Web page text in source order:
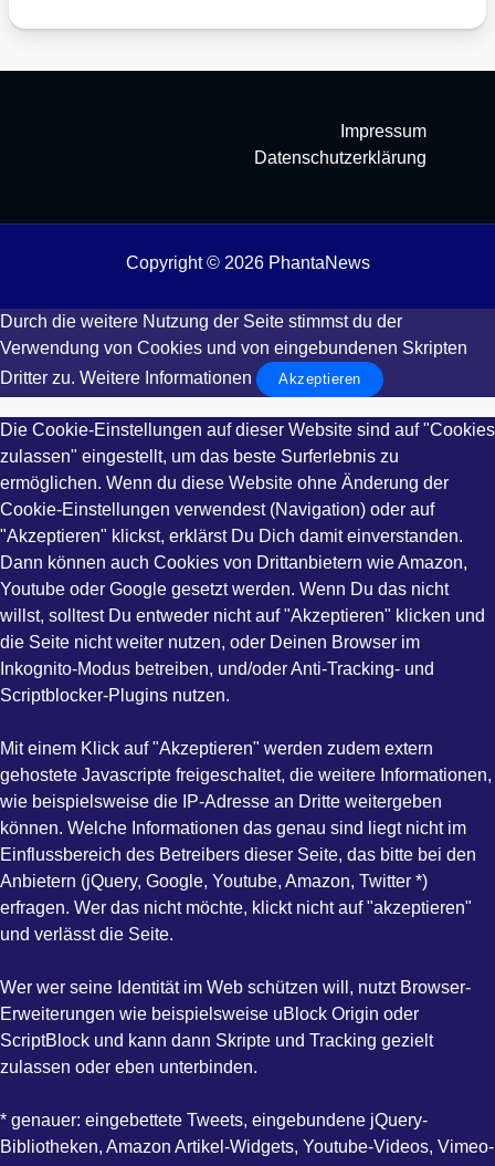
Impressum
Datenschutzerklärung
Copyright © 2026 PhantaNews
Durch die weitere Nutzung der Seite stimmst du der
Verwendung von Cookies und von eingebundenen Skripten
Dritter zu. Weitere Informationen Akzeptieren
Die Cookie-Einstellungen auf dieser Website sind auf "Cookies
zulassen" eingestellt, um das beste Surferlebnis zu
ermöglichen. Wenn du diese Website ohne Änderung der
Cookie-Einstellungen verwendest (Navigation) oder auf
"Akzeptieren" klickst, erklärst Du Dich damit einverstanden.
Dann können auch Cookies von Drittanbietern wie Amazon,
Youtube oder Google gesetzt werden. Wenn Du das nicht
willst, solltest Du entweder nicht auf "Akzeptieren" klicken und
die Seite nicht weiter nutzen, oder Deinen Browser im
Inkognito-Modus betreiben, und/oder Anti-Tracking- und
Scriptblocker-Plugins nutzen.
Mit einem Klick auf "Akzeptieren" werden zudem extern
gehostete Javascripte freigeschaltet, die weitere Informationen,
wie beispielsweise die IP-Adresse an Dritte weitergeben
können. Welche Informationen das genau sind liegt nicht im
Einflussbereich des Betreibers dieser Seite, das bitte bei den
Anbietern (jQuery, Google, Youtube, Amazon, Twitter *)
erfragen. Wer das nicht möchte, klickt nicht auf "akzeptieren"
und verlässt die Seite.
Wer wer seine Identität im Web schützen will, nutzt Browser-
Erweiterungen wie beispielsweise uBlock Origin oder
ScriptBlock und kann dann Skripte und Tracking gezielt
zulassen oder eben unterbinden.
* genauer: eingebettete Tweets, eingebundene jQuery-
Bibliotheken, Amazon Artikel-Widgets, Youtube-Videos, Vimeo-